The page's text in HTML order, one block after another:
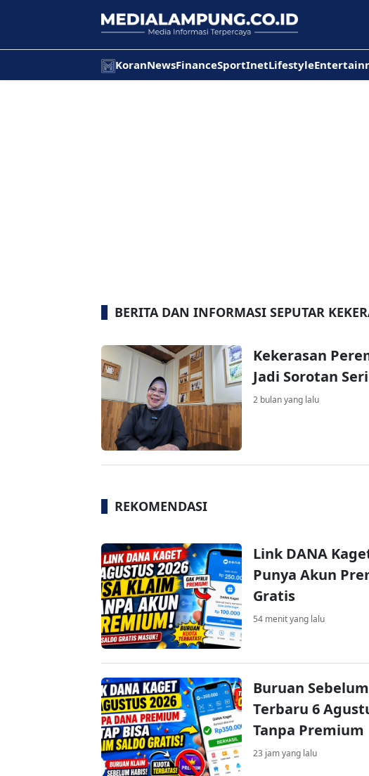
KoranNewsFinanceSportInetLifestyle
BERITA DAN INFORMASI SEPUTAR
Kekerasan
Jadi Sorotan
2 bulan yang lalu
REKOMENDASI
Link DANA
Punya Akun
Gratis
54 menit yang lalu
Buruan
Terbaru 6
Tanpa Premium
23 jam yang lalu